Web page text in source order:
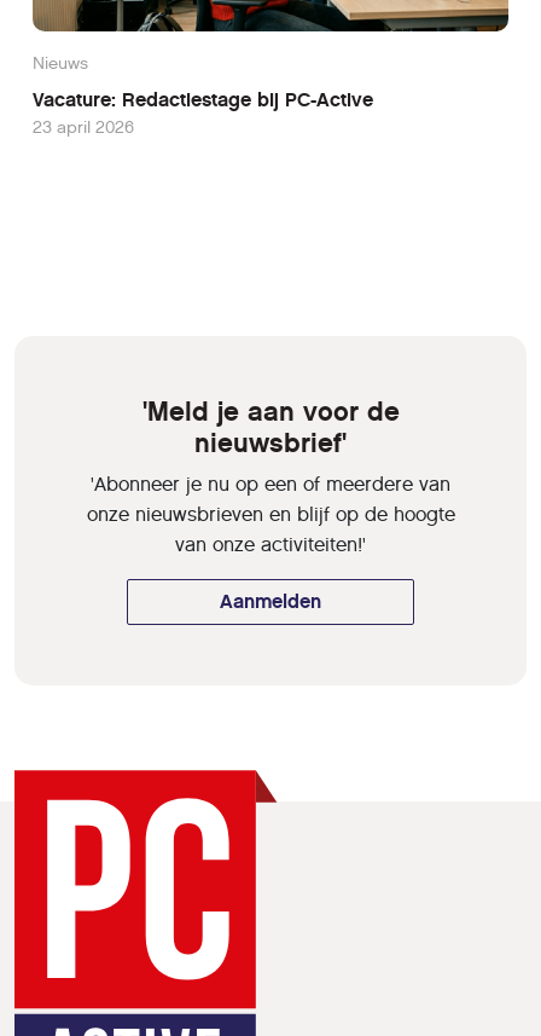
Nieuws
Vacature: Redactiestage bij PC-Active
23 april 2026
'Meld je aan voor de
nieuwsbrief'
'Abonneer je nu op een of meerdere van
onze nieuwsbrieven en blijf op de hoogte
van onze activiteiten!'
Aanmelden